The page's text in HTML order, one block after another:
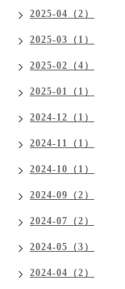
2025-04（2）
2025-03（1）
2025-02（4）
2025-01（1）
2024-12（1）
2024-11（1）
2024-10（1）
2024-09（2）
2024-07（2）
2024-05（3）
2024-04（2）